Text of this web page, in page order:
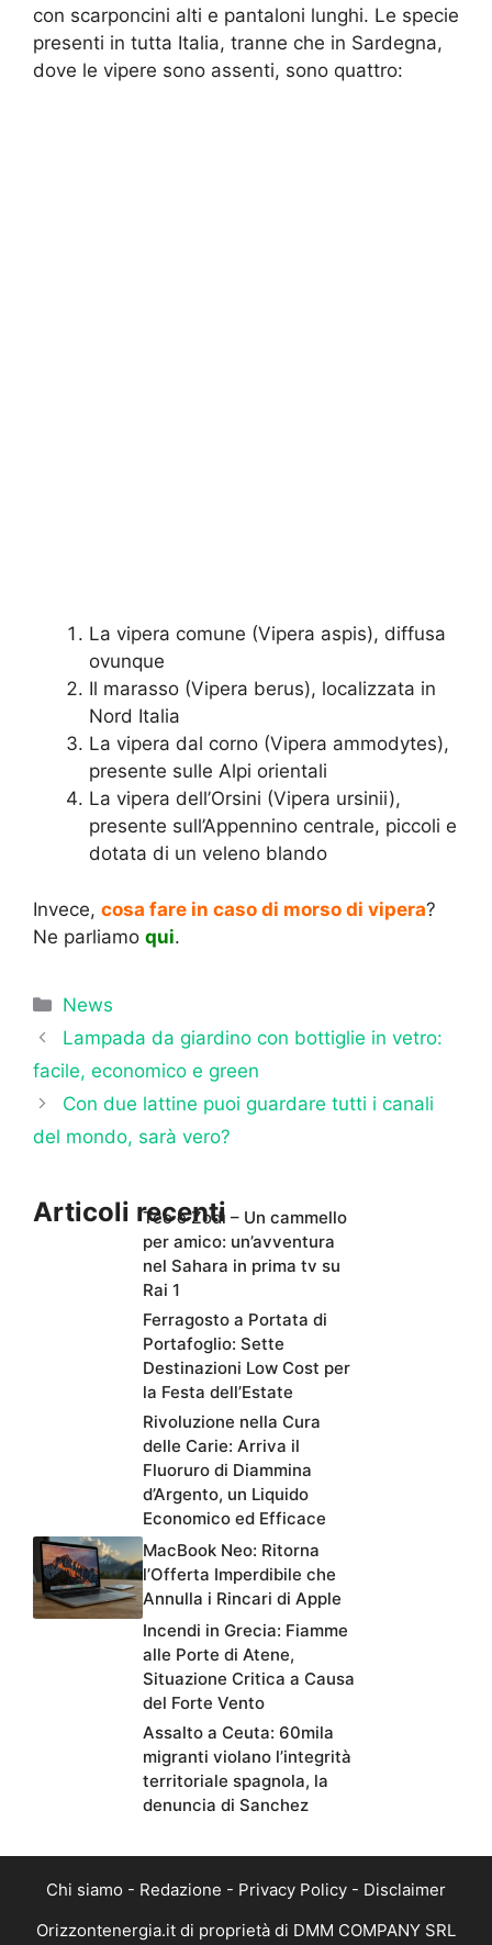
con scarponcini alti e pantaloni lunghi. Le specie
presenti in tutta Italia, tranne che in Sardegna,
dove le vipere sono assenti, sono quattro:
La vipera comune (Vipera aspis), diffusa
ovunque
Il marasso (Vipera berus), localizzata in
Nord Italia
La vipera dal corno (Vipera ammodytes),
presente sulle Alpi orientali
La vipera dell’Orsini (Vipera ursinii),
presente sull’Appennino centrale, piccoli e
dotata di un veleno blando
Invece, cosa fare in caso di morso di vipera?
Ne parliamo qui.
Categorie
News
Lampada da giardino con bottiglie in vetro:
facile, economico e green
Con due lattine puoi guardare tutti i canali
del mondo, sarà vero?
Articoli recentiTeo e Zodì – Un cammello
per amico: un’avventura
nel Sahara in prima tv su
Rai 1
Ferragosto a Portata di
Portafoglio: Sette
Destinazioni Low Cost per
la Festa dell’Estate
Rivoluzione nella Cura
delle Carie: Arriva il
Fluoruro di Diammina
d’Argento, un Liquido
Economico ed Efficace
MacBook Neo: Ritorna
l’Offerta Imperdibile che
Annulla i Rincari di Apple
Incendi in Grecia: Fiamme
alle Porte di Atene,
Situazione Critica a Causa
del Forte Vento
Assalto a Ceuta: 60mila
migranti violano l’integrità
territoriale spagnola, la
denuncia di Sanchez
Chi siamo - Redazione - Privacy Policy - Disclaimer
Orizzontenergia.it di proprietà di DMM COMPANY SRL